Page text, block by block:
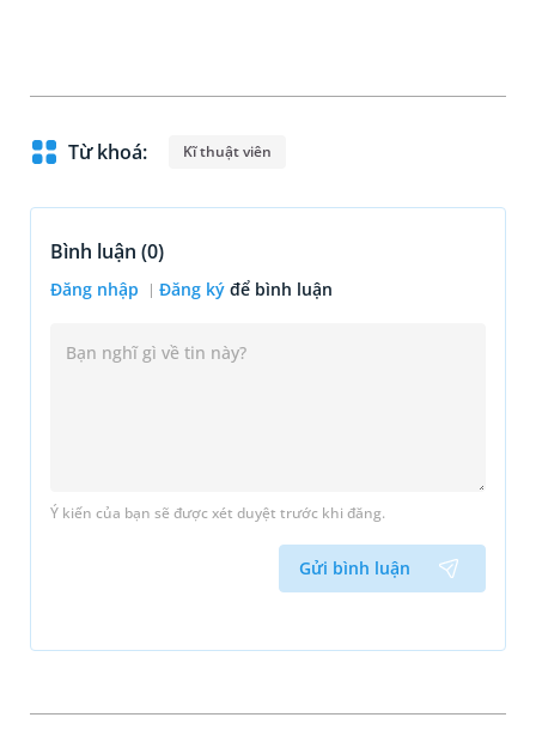
Từ khoá: Kĩ thuật viên
Bình luận (0)
Đăng nhập Đăng ký để bình luận
Ý kiến của bạn sẽ được xét duyệt trước khi đăng.
Gửi bình luận